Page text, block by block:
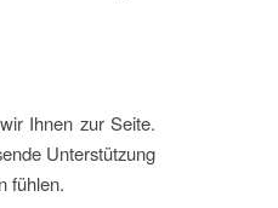
Ihnen zur Seite.
Unterstützung
fühlen.